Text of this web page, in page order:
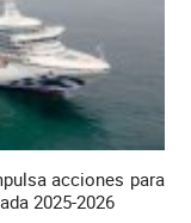
acciones para
2025-2026